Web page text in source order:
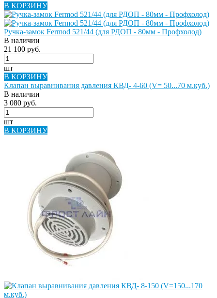
В КОРЗИНУ
Ручка-замок Fermod 521/44 (для РДОП - 80мм - Профхолод)
В наличии
21 100 руб.
шт
В КОРЗИНУ
Клапан выравнивания давления КВД- 4-60 (V= 50...70 м.куб.)
В наличии
3 080 руб.
шт
В КОРЗИНУ